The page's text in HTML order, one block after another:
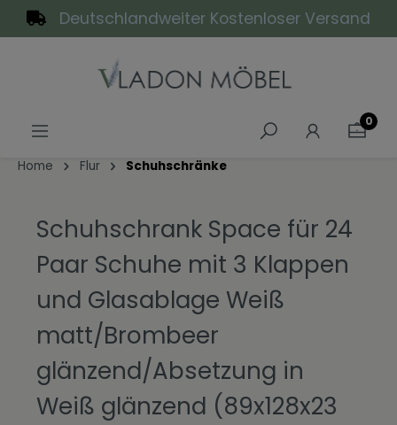
springenDeutschlandweiter Kostenloser Versand
0
Home Flur Schuhschränke
Schuhschrank Space für 24
Paar Schuhe mit 3 Klappen
und Glasablage Weiß
matt/Brombeer
glänzend/Absetzung in
Weiß glänzend (89x128x23